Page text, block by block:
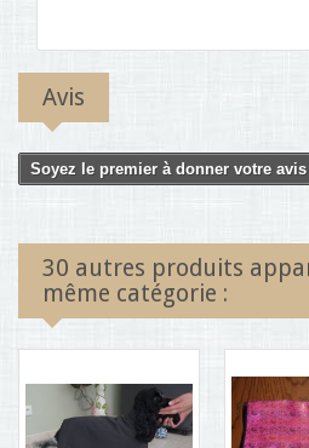
Avis
Soyez le premier à donner votre
30 autres produits
même catégorie :